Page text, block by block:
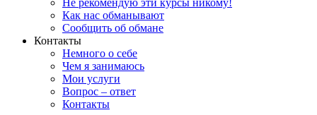
Не рекомендую эти курсы никому!
Как нас обманывают
Сообщить об обмане
Контакты
Немного о себе
Чем я занимаюсь
Мои услуги
Вопрос – ответ
Контакты